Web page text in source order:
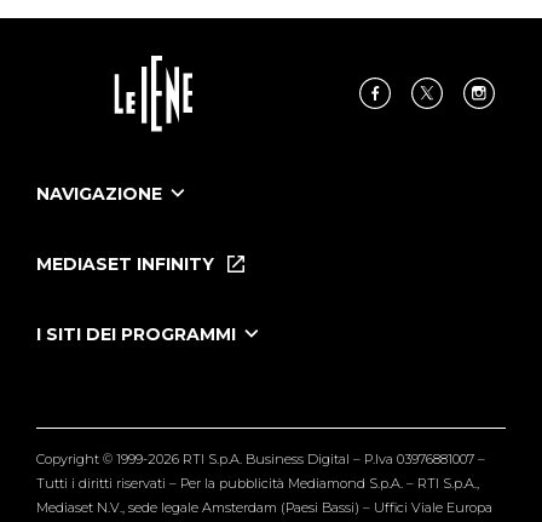
NAVIGAZIONE
Le Iene Presentano Inside
Tutti i servizi
MEDIASET INFINITY
I SITI DEI PROGRAMMI
Verissimo
Copyright © 1999-2026 RTI S.p.A. Business Digital – P.Iva 03976881007 –
Tutti i diritti riservati – Per la pubblicità Mediamond S.p.A. – RTI S.p.A.,
Mediaset N.V., sede legale Amsterdam (Paesi Bassi) – Uffici Viale Europa